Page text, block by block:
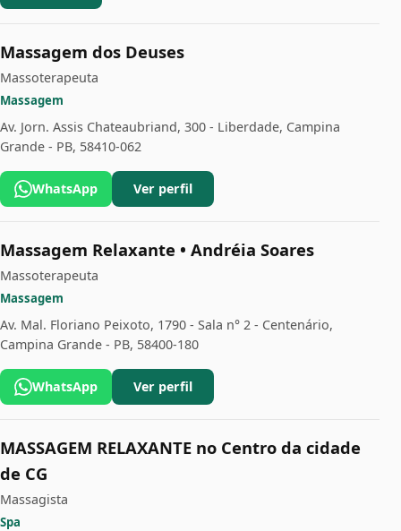
Massagem dos Deuses
Massoterapeuta
Massagem
Av. Jorn. Assis Chateaubriand, 300 - Liberdade, Campina
Grande - PB, 58410-062
WhatsApp Ver perfil
Massagem Relaxante • Andréia Soares
Massoterapeuta
Massagem
Av. Mal. Floriano Peixoto, 1790 - Sala n° 2 - Centenário,
Campina Grande - PB, 58400-180
WhatsApp Ver perfil
MASSAGEM RELAXANTE no Centro da cidade
de CG
Massagista
Spa